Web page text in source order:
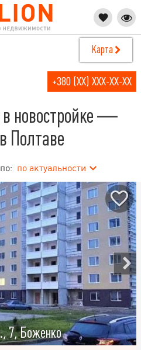
Карта
+380 (XX) XXX-XX-XX
новостройке —
Полтаве
по актуальности
7, Боженко